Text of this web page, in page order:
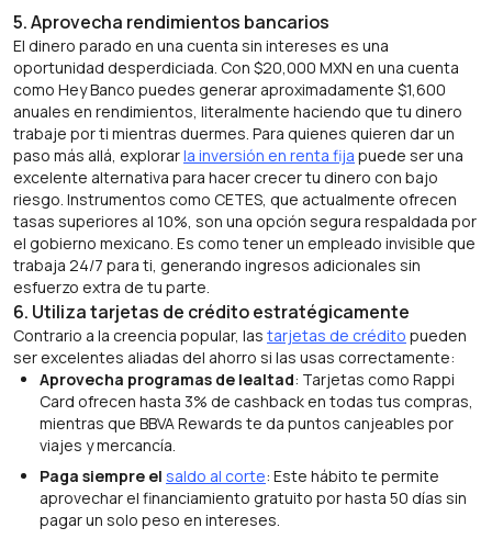
5. Aprovecha rendimientos bancarios
El dinero parado en una cuenta sin intereses es una
oportunidad desperdiciada. Con $20,000 MXN en una cuenta
como Hey Banco puedes generar aproximadamente $1,600
anuales en rendimientos, literalmente haciendo que tu dinero
trabaje por ti mientras duermes. Para quienes quieren dar un
paso más allá, explorarla inversión en renta fija puede ser una
excelente alternativa para hacer crecer tu dinero con bajo
riesgo. Instrumentos como CETES, que actualmente ofrecen
tasas superiores al 10%, son una opción segura respaldada por
el gobierno mexicano. Es como tener un empleado invisible que
trabaja 24/7 para ti, generando ingresos adicionales sin
esfuerzo extra de tu parte.
6. Utiliza tarjetas de crédito estratégicamente
Contrario a la creencia popular, las tarjetas de crédito pueden
ser excelentes aliadas del ahorro si las usas correctamente:
Aprovecha programas de lealtad: Tarjetas como Rappi
Card ofrecen hasta 3% de cashback en todas tus compras,
mientras que BBVA Rewards te da puntos canjeables por
viajes y mercancía.
Paga siempre el saldo al corte: Este hábito te permite
aprovechar el financiamiento gratuito por hasta 50 días sin
pagar un solo peso en intereses.